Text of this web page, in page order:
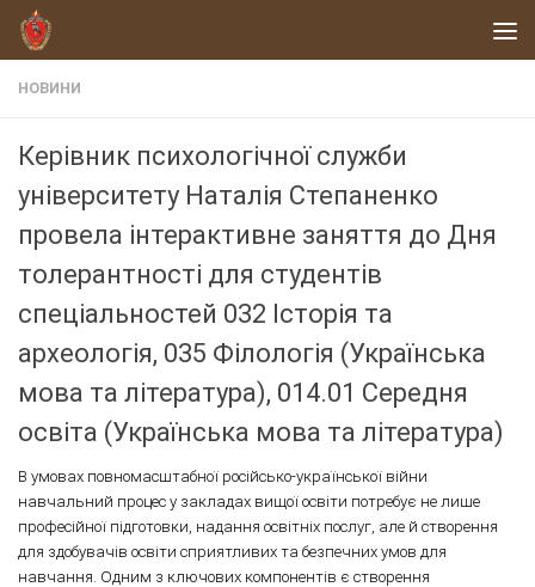
Skip to content
НОВИНИ
Керівник психологічної служби
університету Наталія Степаненко
провела інтерактивне заняття до Дня
толерантності для студентів
спеціальностей 032 Історія та
археологія, 035 Філологія (Українська
мова та література), 014.01 Середня
освіта (Українська мова та література)
В умовах повномасштабної російсько-української війни
навчальний процес у закладах вищої освіти потребує не лише
професійної підготовки, надання освітніх послуг, але й створення
для здобувачів освіти сприятливих та безпечних умов для
навчання. Одним з ключових компонентів є створення